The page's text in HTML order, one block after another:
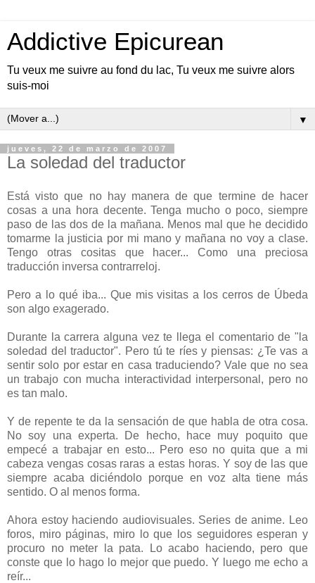
Addictive Epicurean
Tu veux me suivre au fond du lac, Tu veux me suivre alors
suis-moi
▼
jueves, 22 de marzo de 2007
La soledad del traductor
Está visto que no hay manera de que termine de hacer
cosas a una hora decente. Tenga mucho o poco, siempre
paso de las dos de la mañana. Menos mal que he decidido
tomarme la justicia por mi mano y mañana no voy a clase.
Tengo otras cositas que hacer... Como una preciosa
traducción inversa contrarreloj.
Pero a lo qué iba... Que mis visitas a los cerros de Úbeda
son algo exagerado.
Durante la carrera alguna vez te llega el comentario de "la
soledad del traductor". Pero tú te ríes y piensas: ¿Te vas a
sentir solo por estar en casa traduciendo? Vale que no sea
un trabajo con mucha interactividad interpersonal, pero no
es tan malo.
Y de repente te da la sensación de que habla de otra cosa.
No soy una experta. De hecho, hace muy poquito que
empecé a trabajar en esto... Pero eso no quita que a mi
cabeza vengas cosas raras a estas horas. Y soy de las que
siempre acaba diciéndolo porque en voz alta tiene más
sentido. O al menos forma.
Ahora estoy haciendo audiovisuales. Series de anime. Leo
foros, miro páginas, miro lo que los seguidores esperan y
procuro no meter la pata. Lo acabo haciendo, pero que
conste que lo hago lo mejor que puedo. Y luego me echo a
reír...